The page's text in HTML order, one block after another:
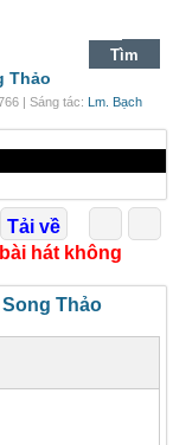
Thảo
| Sáng tác: Lm. Bạch
Tải về
hát không
Thảo